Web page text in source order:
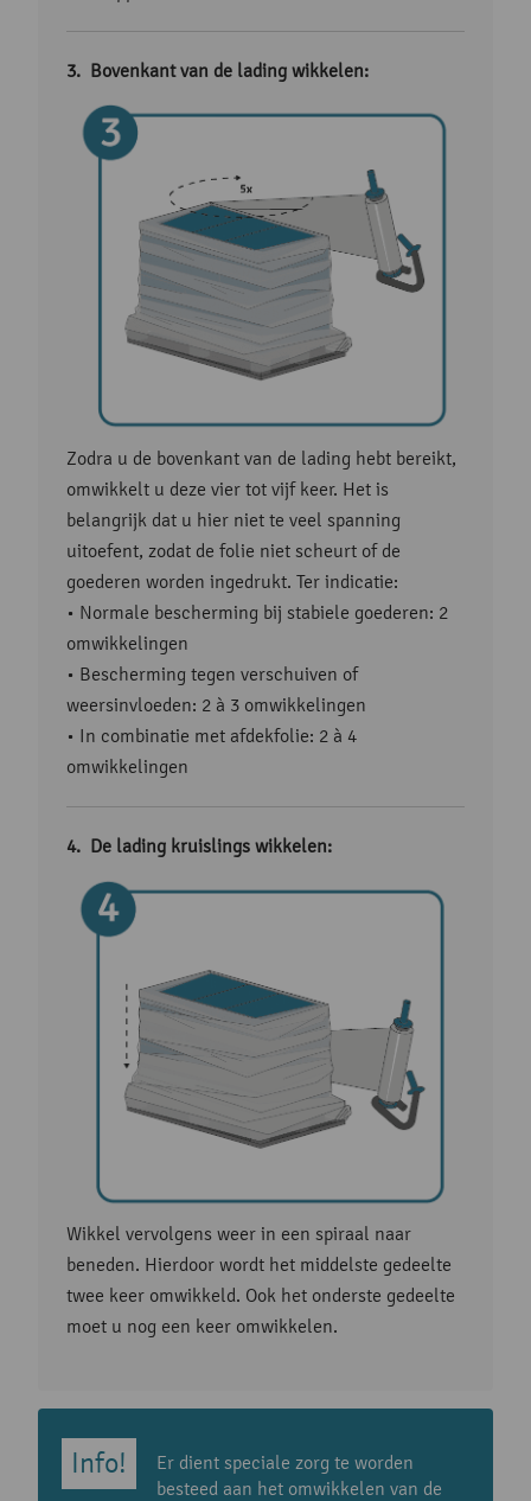
Bovenkant van de lading wikkelen:
Zodra u de bovenkant van de lading hebt bereikt,
omwikkelt u deze vier tot vijf keer. Het is
belangrijk dat u hier niet te veel spanning
uitoefent, zodat de folie niet scheurt of de
goederen worden ingedrukt. Ter indicatie:
• Normale bescherming bij stabiele goederen: 2
omwikkelingen
• Bescherming tegen verschuiven of
weersinvloeden: 2 à 3 omwikkelingen
• In combinatie met afdekfolie: 2 à 4
omwikkelingen
De lading kruislings wikkelen:
Wikkel vervolgens weer in een spiraal naar
beneden. Hierdoor wordt het middelste gedeelte
twee keer omwikkeld. Ook het onderste gedeelte
moet u nog een keer omwikkelen.
Er dient speciale zorg te worden
besteed aan het omwikkelen van de